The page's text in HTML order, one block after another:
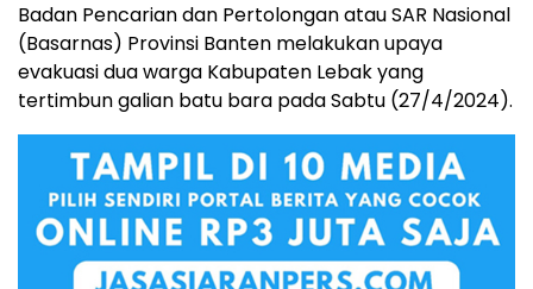
Badan Pencarian dan Pertolongan atau SAR Nasional
(Basarnas) Provinsi Banten melakukan upaya
evakuasi dua warga Kabupaten Lebak yang
tertimbun galian batu bara pada Sabtu (27/4/2024).